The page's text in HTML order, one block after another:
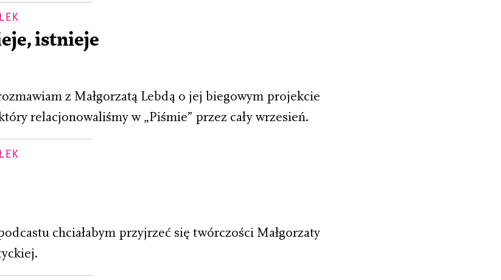
istnieje
z Małgorzatą Lebdą o jej biegowym projekcie
relacjonowaliśmy w „Piśmie” przez cały wrzesień.
chciałabym przyjrzeć się twórczości Małgorzaty